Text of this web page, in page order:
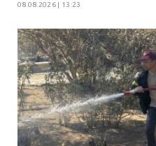
08.08.2026 | 13:23